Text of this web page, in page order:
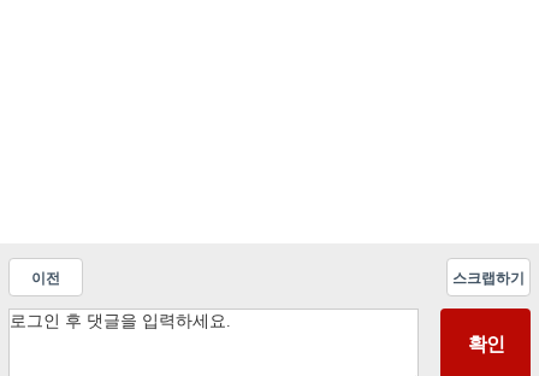
이전 스크랩하기